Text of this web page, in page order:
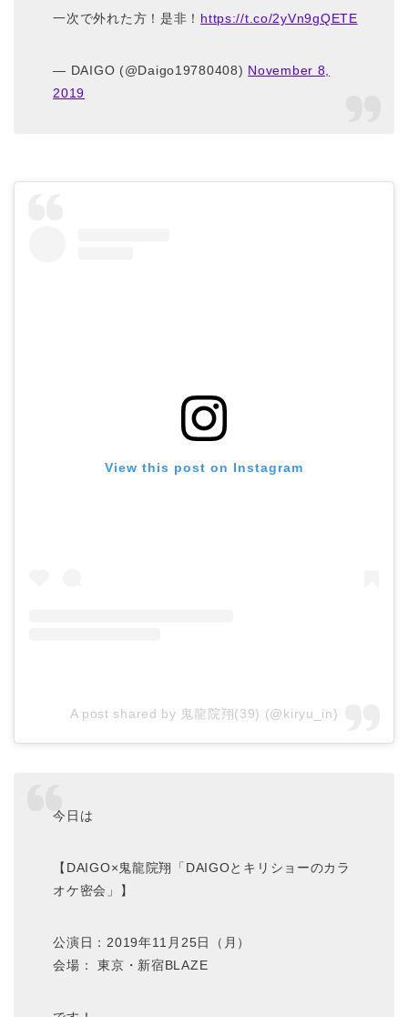
一次で外れた方！是非！ https://t.co/2yVn9gQETE
— DAIGO (@Daigo19780408) November 8,
2019
View this post on Instagram
A post shared by 鬼龍院翔(39) (@kiryu_in)
今日は
【DAIGO×鬼龍院翔「DAIGOとキリショーのカラ
オケ密会」】
公演日：2019年11月25日（月）
会場： 東京・新宿BLAZE